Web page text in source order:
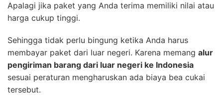
Apalagi jika paket yang Anda terima memiliki nilai atau
harga cukup tinggi.
Sehingga tidak perlu bingung ketika Anda harus
membayar paket dari luar negeri. Karena memang alur
pengiriman barang dari luar negeri ke Indonesia
sesuai peraturan mengharuskan ada biaya bea cukai
tersebut.